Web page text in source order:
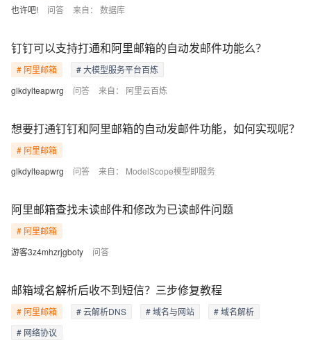
也许吧! 问答 来自： 数据库
glkdylteapwrg 问答 来自： 阿里云百炼
钉钉可以支持打通和阿里邮箱的自动发邮件功能么？
# 阿里邮箱 # 大模型服务平台百炼
glkdylteapwrg 问答 来自： ModelScope模型即服务
想要打通钉钉和阿里邮箱的自动发邮件功能，如何实现呢？
# 阿里邮箱
游客3z4mhzrjgboty 问答
阿里邮箱查找未读邮件和修改为已读邮件问题
# 阿里邮箱
邮箱域名解析后收不到短信？三步修复教程
# 阿里邮箱 # 云解析DNS # 域名与网站
# 域名解析
# 网络协议